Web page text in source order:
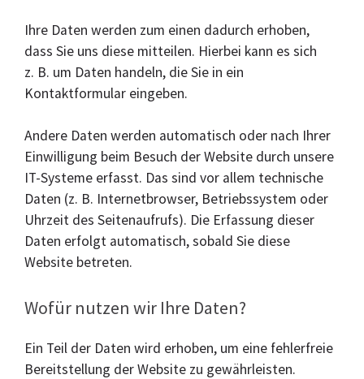
Ihre Daten werden zum einen dadurch erhoben,
dass Sie uns diese mitteilen. Hierbei kann es sich
z. B. um Daten handeln, die Sie in ein
Kontaktformular eingeben.
Andere Daten werden automatisch oder nach Ihrer
Einwilligung beim Besuch der Website durch unsere
IT-Systeme erfasst. Das sind vor allem technische
Daten (z. B. Internetbrowser, Betriebssystem oder
Uhrzeit des Seitenaufrufs). Die Erfassung dieser
Daten erfolgt automatisch, sobald Sie diese
Website betreten.
Wofür nutzen wir Ihre Daten?
Ein Teil der Daten wird erhoben, um eine fehlerfreie
Bereitstellung der Website zu gewährleisten.